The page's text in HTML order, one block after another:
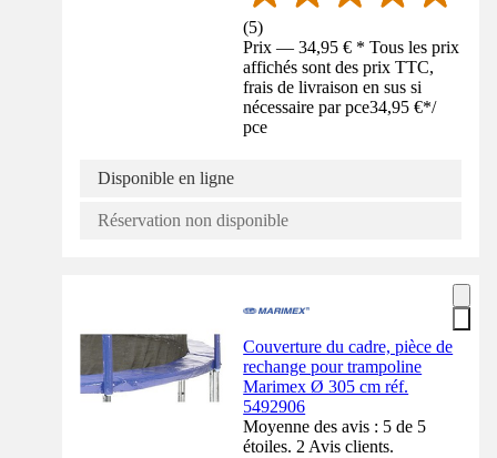
(5)
Prix — 34,95 € * Tous les prix
affichés sont des prix TTC,
frais de livraison en sus si
nécessaire par pce34,95 €*/
pce
Disponible en ligne
Réservation non disponible
Couverture du cadre, pièce de
rechange pour trampoline
Marimex Ø 305 cm réf.
5492906
Moyenne des avis : 5 de 5
étoiles. 2 Avis clients.